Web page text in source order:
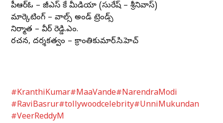
పీఆర్ఓ – జీఎస్ కే మీడియా (సురేష్ – శ్రీనివాస్)
మార్కెటింగ్ – వాల్స్ అండ్ ట్రెండ్స్
నిర్మాత – వీర్ రెడ్డి.ఎం.
రచన, దర్శకత్వం – క్రాంతికుమార్.సి.హెచ్
#KranthiKumar#MaaVande#NarendraModi
#RaviBasrur#tollywoodcelebrity#UnniMukundan
#VeerReddyM